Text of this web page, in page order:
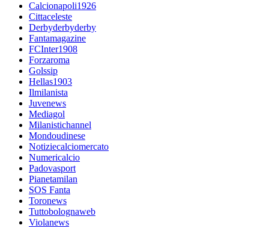
Calcionapoli1926
Cittaceleste
Derbyderbyderby
Fantamagazine
FCInter1908
Forzaroma
Golssip
Hellas1903
Ilmilanista
Juvenews
Mediagol
Milanistichannel
Mondoudinese
Notiziecalciomercato
Numericalcio
Padovasport
Pianetamilan
SOS Fanta
Toronews
Tuttobolognaweb
Violanews